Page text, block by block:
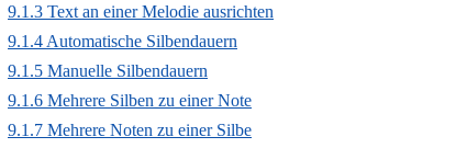
9.1.3 Text an einer Melodie ausrichten
9.1.4 Automatische Silbendauern
9.1.5 Manuelle Silbendauern
9.1.6 Mehrere Silben zu einer Note
9.1.7 Mehrere Noten zu einer Silbe